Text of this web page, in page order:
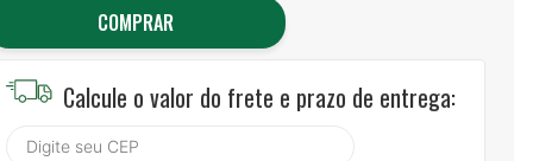
COMPRAR
Calcule o valor do frete e prazo de entrega: